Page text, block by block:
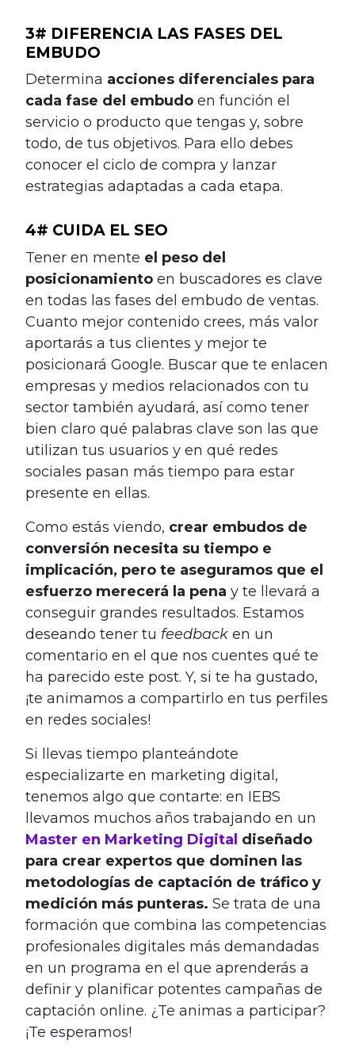
3# DIFERENCIA LAS FASES DEL
EMBUDO
Determina acciones diferenciales para
cada fase del embudo en función el
servicio o producto que tengas y, sobre
todo, de tus objetivos. Para ello debes
conocer el ciclo de compra y lanzar
estrategias adaptadas a cada etapa.
4# CUIDA EL SEO
Tener en mente el peso del
posicionamiento en buscadores es clave
en todas las fases del embudo de ventas.
Cuanto mejor contenido crees, más valor
aportarás a tus clientes y mejor te
posicionará Google. Buscar que te enlacen
empresas y medios relacionados con tu
sector también ayudará, así como tener
bien claro qué palabras clave son las que
utilizan tus usuarios y en qué redes
sociales pasan más tiempo para estar
presente en ellas.
Como estás viendo, crear embudos de
conversión necesita su tiempo e
implicación, pero te aseguramos que el
esfuerzo merecerá la pena y te llevará a
conseguir grandes resultados. Estamos
deseando tener tu feedback en un
comentario en el que nos cuentes qué te
ha parecido este post. Y, si te ha gustado,
¡te animamos a compartirlo en tus perfiles
en redes sociales!
Si llevas tiempo planteándote
especializarte en marketing digital,
tenemos algo que contarte: en IEBS
llevamos muchos años trabajando en un
Master en Marketing Digital diseñado
para crear expertos que dominen las
metodologías de captación de tráfico y
medición más punteras. Se trata de una
formación que combina las competencias
profesionales digitales más demandadas
en un programa en el que aprenderás a
definir y planificar potentes campañas de
captación online. ¿Te animas a participar?
¡Te esperamos!